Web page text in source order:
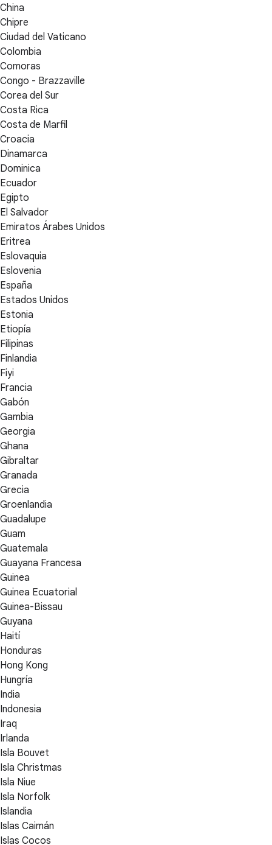
China
Chipre
Ciudad del Vaticano
Colombia
Comoras
Congo - Brazzaville
Corea del Sur
Costa Rica
Costa de Marfil
Croacia
Dinamarca
Dominica
Ecuador
Egipto
El Salvador
Emiratos Árabes Unidos
Eritrea
Eslovaquia
Eslovenia
España
Estados Unidos
Estonia
Etiopía
Filipinas
Finlandia
Fiyi
Francia
Gabón
Gambia
Georgia
Ghana
Gibraltar
Granada
Grecia
Groenlandia
Guadalupe
Guam
Guatemala
Guayana Francesa
Guinea
Guinea Ecuatorial
Guinea-Bissau
Guyana
Haití
Honduras
Hong Kong
Hungría
India
Indonesia
Iraq
Irlanda
Isla Bouvet
Isla Christmas
Isla Niue
Isla Norfolk
Islandia
Islas Caimán
Islas Cocos